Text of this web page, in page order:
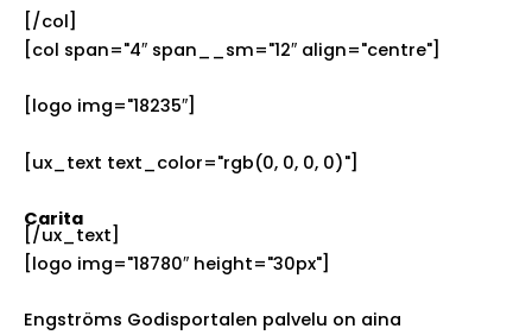
[/col]
[col span="4″ span__sm="12″ align="centre"]
[logo img="18235″]
[ux_text text_color="rgb(0, 0, 0, 0)"]
Carita
[/ux_text]
[logo img="18780″ height="30px"]
Engströms Godisportalen palvelu on aina